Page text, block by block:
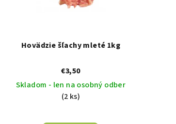
Hovädzie šľachy mleté 1kg
€3,50
Skladom - len na osobný odber
(2 ks)